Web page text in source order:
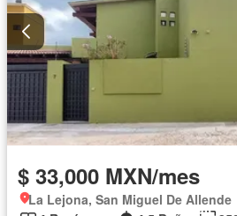
$ 33,000 MXN/mes
La Lejona, San Miguel De Allende